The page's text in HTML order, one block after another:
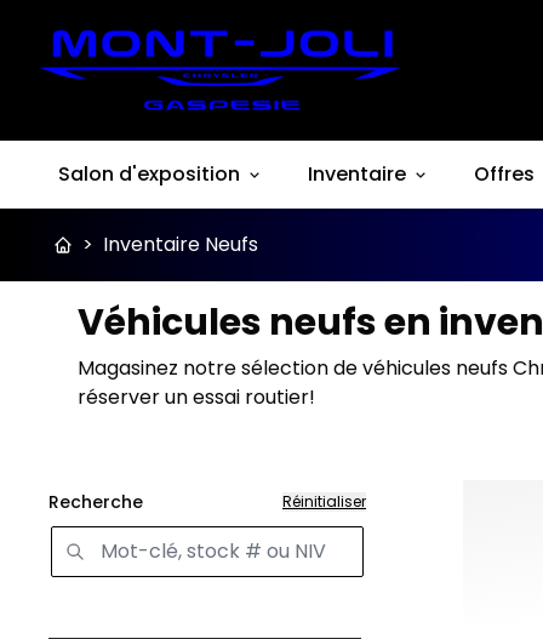
Salon d'exposition Inventaire Offres
> Inventaire Neufs
Véhicules neufs en
Magasinez notre sélection de véhicules neufs
réserver un essai routier!
Recherche Réinitialiser